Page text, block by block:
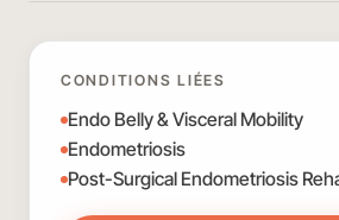
CONDITIONS LIÉES
Endo Belly & Visceral Mobility
Endometriosis
Post-Surgical Endometriosis